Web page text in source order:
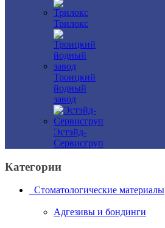
Трилокс
Троицкий
йодный
завод
Эстэйд-
Сервисгруп
Категории
Стоматологические материалы
Адгезивы и бондинги